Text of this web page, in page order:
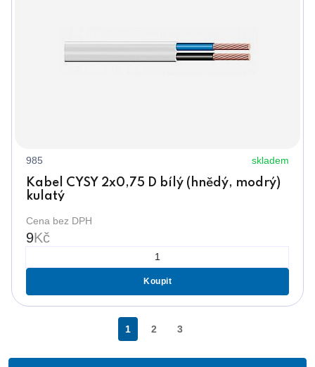
985 skladem
Kabel CYSY 2x0,75 D bílý (hnědý, modrý)
kulatý
Cena bez DPH
9Kč
Koupit
1 2 3